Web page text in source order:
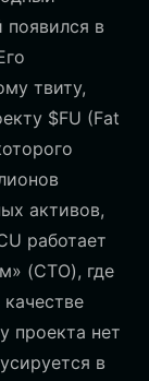
появился в
твиту,
$FU (Fat
активов,
работает
(CTO), где
проекта нет
в